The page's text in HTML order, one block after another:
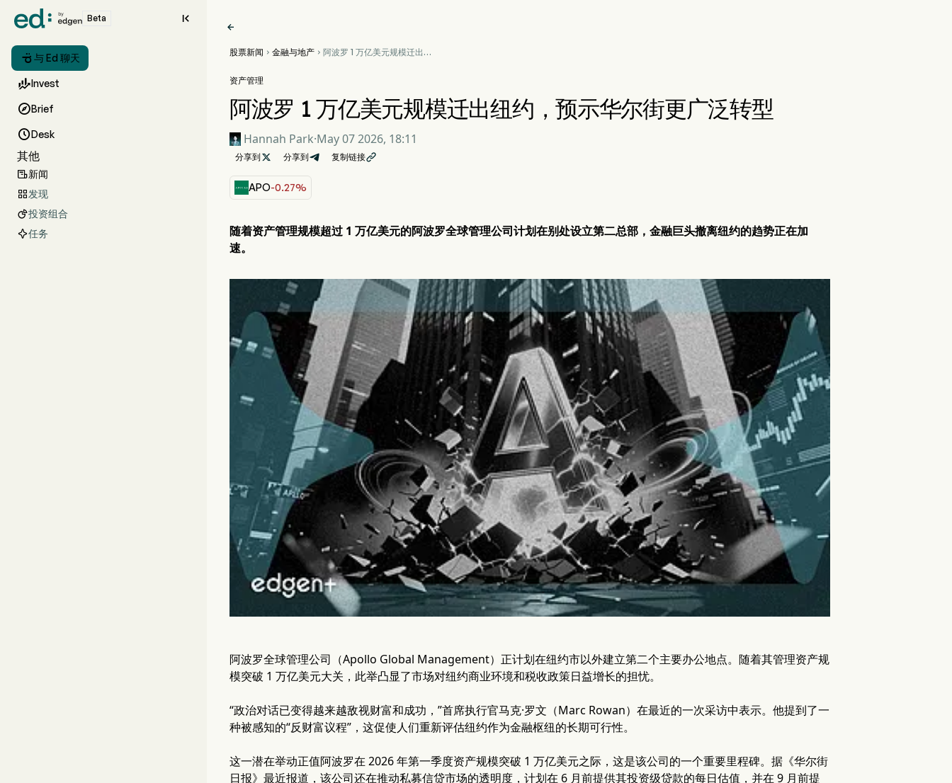
Beta 
 与 Ed 聊天
Invest
Brief
Desk
其他
新闻
发现
投资组合
任务

股票新闻  金融与地产  阿波罗 1 万亿美元规模迁出纽
资产管理
阿波罗 1 万亿美元规模迁出纽约，预示华尔街更广泛转型
Hannah Park·May 07 2026, 18:11
分享到  分享到 复制链接
APO-0.27%
随着资产管理规模超过 1 万亿美元的阿波罗全球管理公司计划在别处设立第二总部，金融巨头撤离纽约的趋势正在加
速。
阿波罗全球管理公司（Apollo Global Management）正计划在纽约市以外建立第二个主要办公地点。随着其管理资产规
模突破 1 万亿美元大关，此举凸显了市场对纽约商业环境和税收政策日益增长的担忧。
“政治对话已变得越来越敌视财富和成功，”首席执行官马克·罗文（Marc Rowan）在最近的一次采访中表示。他提到了一
种被感知的“反财富议程”，这促使人们重新评估纽约作为金融枢纽的长期可行性。
这一潜在举动正值阿波罗在 2026 年第一季度资产规模突破 1 万亿美元之际，这是该公司的一个重要里程碑。据《华尔街
日报》最近报道，该公司还在推动私募信贷市场的透明度，计划在 6 月前提供其投资级贷款的每日估值，并在 9 月前提